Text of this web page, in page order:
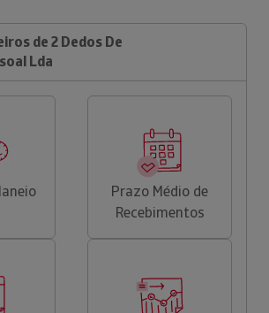
de 2 Dedos De
Lda
Prazo Médio de
Recebimentos